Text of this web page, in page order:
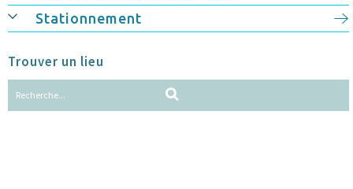
Stationnement
Trouver un lieu